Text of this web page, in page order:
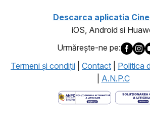
Descarca aplicatia
iOS, Android si
Urmăreşte-ne pe:
Termeni şi condiţii
Contact
Politica
A.N.P.C